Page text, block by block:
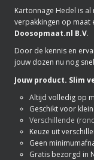
Kartonnage Hedel is
verpakkingen op maat
Doosopmaat.nl B.V.
Door de kennis en
jouw dozen nu nog
Jouw product. Slim
Altijd volledig op
Geschikt voor
Verschillende
Keuze uit
Geen
Gratis bezorgd in